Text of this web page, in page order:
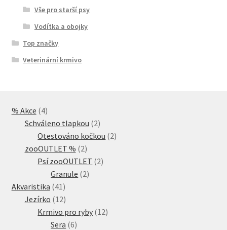
Vše pro starší psy
Vodítka a obojky
Top značky
Veterinární krmivo
% Akce 44
produkty
Schváleno tlapkou 22
produkty
Otestováno kočkou 22
zooOUTLET % 22
produkty
Psí zooOUTLET 22
Granule 22
Akvaristika 41 41
produktů
Jezírko 1212
produktů
Krmivo pro ryby 1212
Sera 66